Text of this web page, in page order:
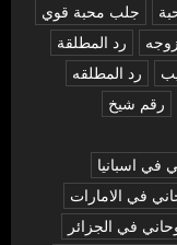
جلب محبة قوي
رد المطلقة
رد المطلقه
رقم شيخ
في اسبانيا
في الامارات
في الجزائر